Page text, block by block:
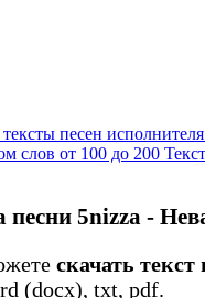
песен
слов от 100 до 200
песни 5nizza -
скачать текст
(docx), txt, pdf.